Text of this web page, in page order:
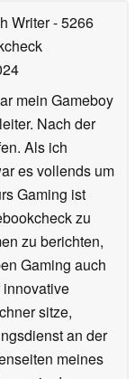
Writer- 5266
mein Gameboy
Nach der
Als ich
es vollends um
Gaming ist
zu
zu berichten,
Gaming auch
sitze,
an der
meines